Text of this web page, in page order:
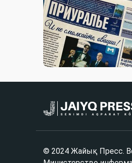
© 2024 Жайық Пресс.